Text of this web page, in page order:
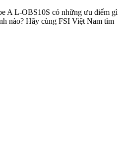
A L-OBS10S có những ưu điểm gì
nào? Hãy cùng FSI Việt Nam tìm